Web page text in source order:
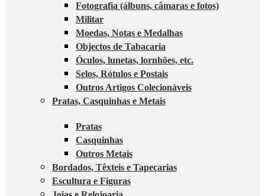
Fotografia (álbuns, câmaras e fotos)
Militar
Moedas, Notas e Medalhas
Objectos de Tabacaria
Óculos, lunetas, lornhões, etc.
Selos, Rótulos e Postais
Outros Artigos Colecionáveis
Pratas, Casquinhas e Metais
Pratas
Casquinhas
Outros Metais
Bordados, Têxteis e Tapeçarias
Escultura e Figuras